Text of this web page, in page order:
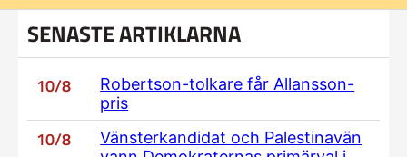
SENASTE ARTIKLARNA
10/8
Robertson-tolkare får Allansson-
pris
10/8
Vänsterkandidat och Palestinavän